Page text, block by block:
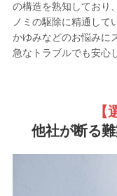
の構造を熟知しており
ノミの駆除に精通して
かゆみなどのお悩みに
急なトラブルでも安心
他社が断る